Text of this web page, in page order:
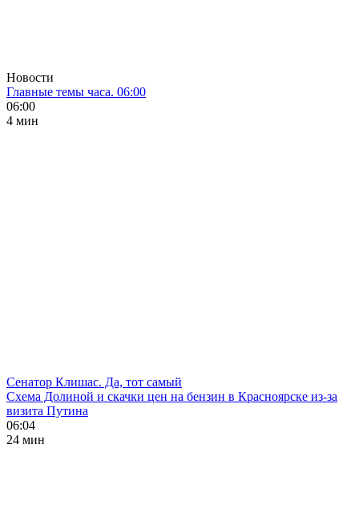
Новости
Главные темы часа. 06:00
06:00
4 мин
Сенатор Клишас. Да, тот самый
Схема Долиной и скачки цен на бензин в Красноярске из-за
визита Путина
06:04
24 мин